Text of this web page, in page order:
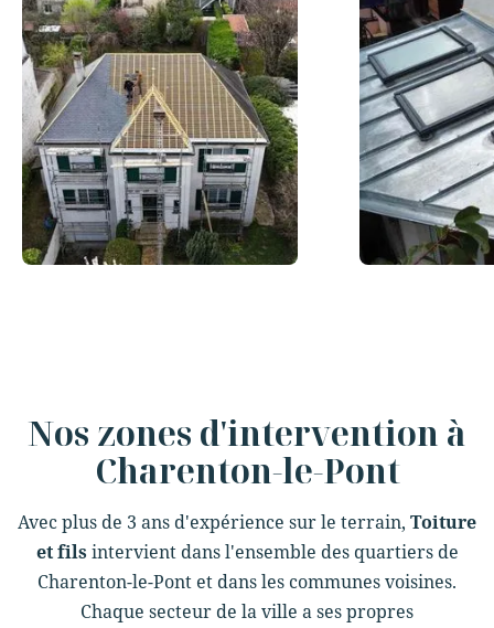
Nos zones d'intervention à
Charenton-le-Pont
Avec plus de 3 ans d'expérience sur le terrain, Toiture
et fils intervient dans l'ensemble des quartiers de
Charenton-le-Pont et dans les communes voisines.
Chaque secteur de la ville a ses propres